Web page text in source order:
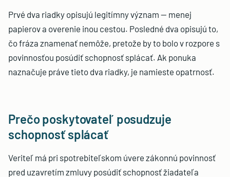
Prvé dva riadky opisujú legitímny význam — menej
papierov a overenie inou cestou. Posledné dva opisujú to,
čo fráza znamenať nemôže, pretože by to bolo v rozpore s
povinnosťou posúdiť schopnosť splácať. Ak ponuka
naznačuje práve tieto dva riadky, je namieste opatrnosť.
Prečo poskytovateľ posudzuje
schopnosť splácať
Veriteľ má pri spotrebiteľskom úvere zákonnú povinnosť
pred uzavretím zmluvy posúdiť schopnosť žiadateľa